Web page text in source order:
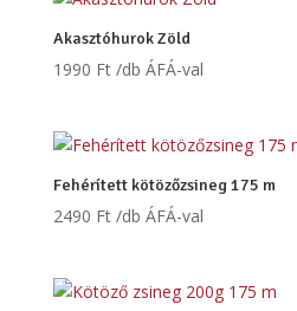
Akasztóhurok Zöld
1990 Ft /db ÁFÁ-val
Fehérített kötözőzsineg 175 m
2490 Ft /db ÁFÁ-val